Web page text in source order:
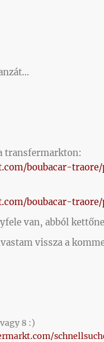
transfermarkton:
boubacar-
boubacar-
van, abból
vissza a
8 :)